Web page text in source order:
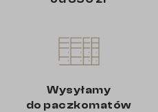
Wysyłamy
do paczkomatów